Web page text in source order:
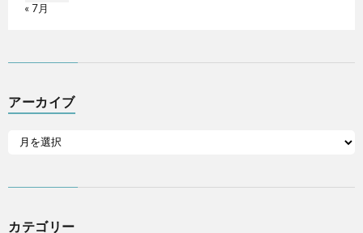
« 7月
アーカイブ
カテゴリー